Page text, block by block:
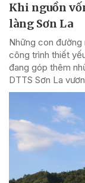
Khi nguồn
làng Sơn La
Những con đường
công trình thiết
đang góp thêm
DTTS Sơn La